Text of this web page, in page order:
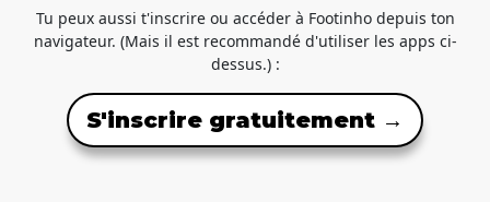
Tu peux aussi t'inscrire ou accéder à Footinho depuis ton
navigateur. (Mais il est recommandé d'utiliser les apps ci-
dessus.) :
S'inscrire gratuitement →